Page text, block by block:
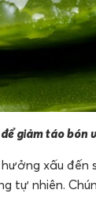
giảm táo bón
xấu
tự nhiên.